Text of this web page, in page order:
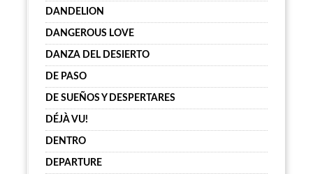
DANDELION
DANGEROUS LOVE
DANZA DEL DESIERTO
DE PASO
DE SUEÑOS Y DESPERTARES
DÉJÀ VU!
DENTRO
DEPARTURE